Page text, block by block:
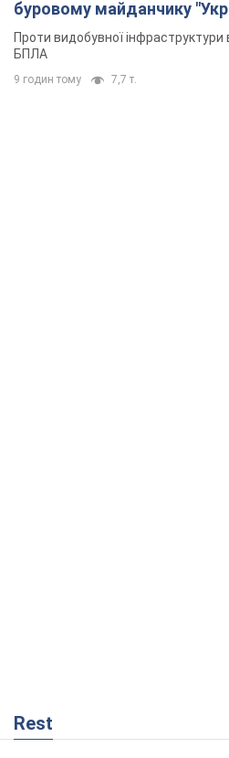
буровому майданчику
Проти видобувної
БПЛА
9 годин тому 7,7 т.
Rest